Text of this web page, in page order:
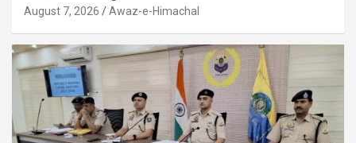
August 7, 2026 Awaz-e-Himachal